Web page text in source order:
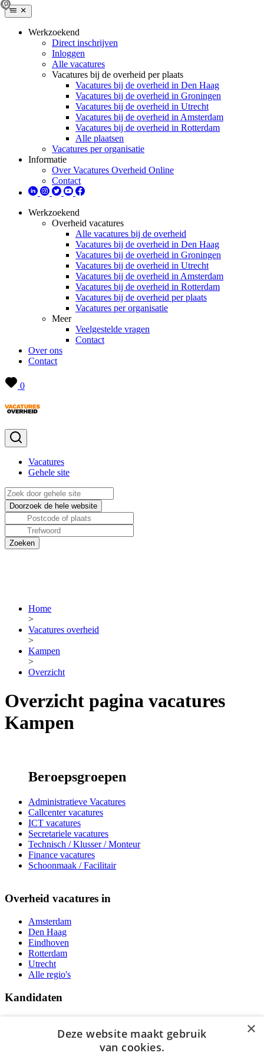
Werkzoekend
Direct inschrijven
Inloggen
Alle vacatures
Vacatures bij de overheid per plaats
Vacatures bij de overheid in Den Haag
Vacatures bij de overheid in Groningen
Vacatures bij de overheid in Utrecht
Vacatures bij de overheid in Amsterdam
Vacatures bij de overheid in Rotterdam
Alle plaatsen
Vacatures per organisatie
Informatie
Over Vacatures Overheid Online
Contact
Werkzoekend
Overheid vacatures
Alle vacatures bij de overheid
Vacatures bij de overheid in Den Haag
Vacatures bij de overheid in Groningen
Vacatures bij de overheid in Utrecht
Vacatures bij de overheid in Amsterdam
Vacatures bij de overheid in Rotterdam
Vacatures bij de overheid per plaats
Vacatures per organisatie
Meer
Veelgestelde vragen
Contact
Over ons
Contact
0
Vacatures
Gehele site
Home
>
Vacatures overheid
>
Kampen
>
Overzicht
Overzicht pagina vacatures
Kampen
Beroepsgroepen
Administratieve Vacatures
Callcenter vacatures
ICT vacatures
Secretariele vacatures
Technisch / Klusser / Monteur
Finance vacatures
Schoonmaak / Facilitair
Overheid vacatures in
Amsterdam
Den Haag
Eindhoven
Rotterdam
Utrecht
Alle regio's
Kandidaten
Vacatures
Over Vacatures Overheid Online
×
Deze website maakt gebruik
van cookies.